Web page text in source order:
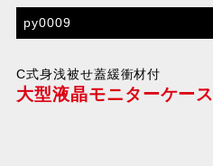
py0009
C式身浅被せ蓋緩衝材付
大型液晶モニターケース